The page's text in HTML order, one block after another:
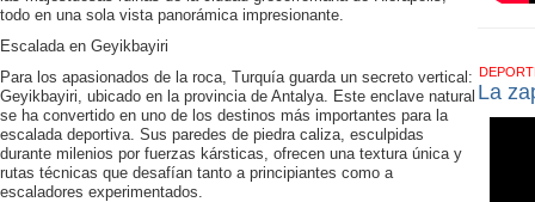
todo en una sola vista panorámica impresionante.
Escalada en Geyikbayiri
Para los apasionados de la roca, Turquía guarda un secreto vertical:
Geyikbayiri, ubicado en la provincia de Antalya. Este enclave natural
se ha convertido en uno de los destinos más importantes para la
escalada deportiva. Sus paredes de piedra caliza, esculpidas
durante milenios por fuerzas kársticas, ofrecen una textura única y
rutas técnicas que desafían tanto a principiantes como a
escaladores experimentados.
La